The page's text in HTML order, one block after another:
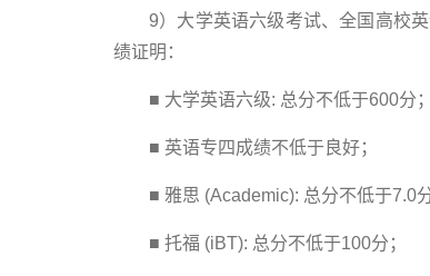
9）大学英语六级考试、全国高校
绩证明：
■ 大学英语六级: 总分不低于600分；
■ 英语专四成绩不低于良好；
■ 雅思 (Academic): 总分不低于7.0分
■ 托福 (iBT): 总分不低于100分；